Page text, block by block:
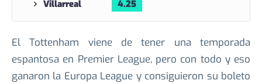
Tottenham
1.80
Villarreal
4.25